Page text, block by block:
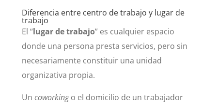
Diferencia entre centro de trabajo y lugar de
trabajo
El “lugar de trabajo” es cualquier espacio
donde una persona presta servicios, pero sin
necesariamente constituir una unidad
organizativa propia.
Un coworkingo el domicilio de un trabajador